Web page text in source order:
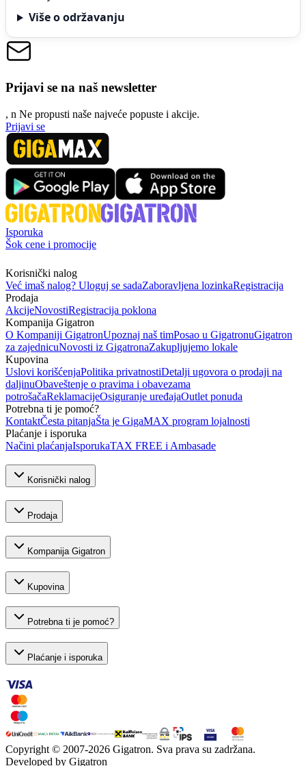
Više o održavanju
Prijavi se na naš newsletter
, n Ne propusti naše najveće popuste i akcije.
Prijavi se
Isporuka
Šok cene i promocije
Korisnički nalog
Već imaš nalog? Uloguj se sadaZaboravljena lozinkaRegistracija
Prodaja
AkcijeNovostiRegistracija poklona
Kompanija Gigatron
O Kompaniji GigatronUpoznaj naš timPosao u GigatronuGigatron
za zajednicuNovosti iz GigatronaZakupljujemo lokale
Kupovina
Uslovi korišćenjaPolitika privatnostiDetalji ugovora o prodaji na
daljinuObaveštenje o pravima i obavezama
potrošačaReklamacijeOsiguranje uređajaOutlet ponuda
Potrebna ti je pomoć?
KontaktČesta pitanjaŠta je GigaMAX program lojalnosti
Plaćanje i isporuka
Načini plaćanjaIsporukaTAX FREE i Ambasade
Korisnički nalog
Prodaja
Kompanija Gigatron
Kupovina
Potrebna ti je pomoć?
Plaćanje i isporuka
Copyright © 2007-2026 Gigatron. Sva prava su zadržana.
Developed by Gigatron